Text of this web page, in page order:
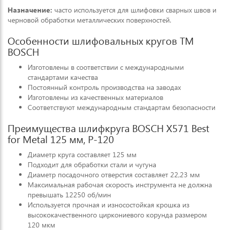
Назначение: часто используется для шлифовки сварных швов и
черновой обработки металлических поверхностей.
Особенности шлифовальных кругов ТМ
BOSCH
Изготовлены в соответствии с международными
стандартами качества
Постоянный контроль производства на заводах
Изготовлены из качественных материалов
Соответствуют международным стандартам безопасности
Преимущества шлифкруга BOSCH X571 Best
for Metal 125 мм, P-120
Диаметр круга составляет 125 мм
Подходит для обработки стали и чугуна
Диаметр посадочного отверстия составляет 22,23 мм
Максимальная рабочая скорость инструмента не должна
превышать 12250 об/мин
Используется прочная и износостойкая крошка из
высококачественного циркониевого корунда размером
120 мкм